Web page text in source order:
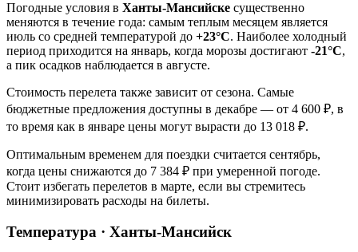
Погодные условия в Ханты-Мансийске существенно
меняются в течение года: самым теплым месяцем является
июль со средней температурой до +23°C. Наиболее холодный
период приходится на январь, когда морозы достигают -21°C,
а пик осадков наблюдается в августе.
Стоимость перелета также зависит от сезона. Самые
бюджетные предложения доступны в декабре — от 4 600 ₽, в
то время как в январе цены могут вырасти до 13 018 ₽.
Оптимальным временем для поездки считается сентябрь,
когда цены снижаются до 7 384 ₽ при умеренной погоде.
Стоит избегать перелетов в марте, если вы стремитесь
минимизировать расходы на билеты.
Температура · Ханты-Мансийск